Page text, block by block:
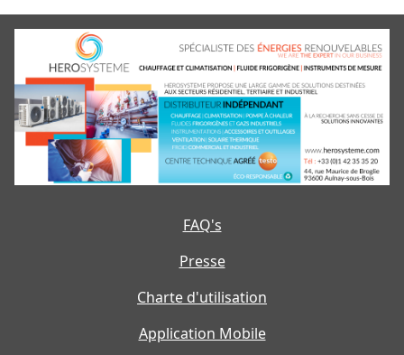
FAQ's
Presse
Charte d'utilisation
Application Mobile